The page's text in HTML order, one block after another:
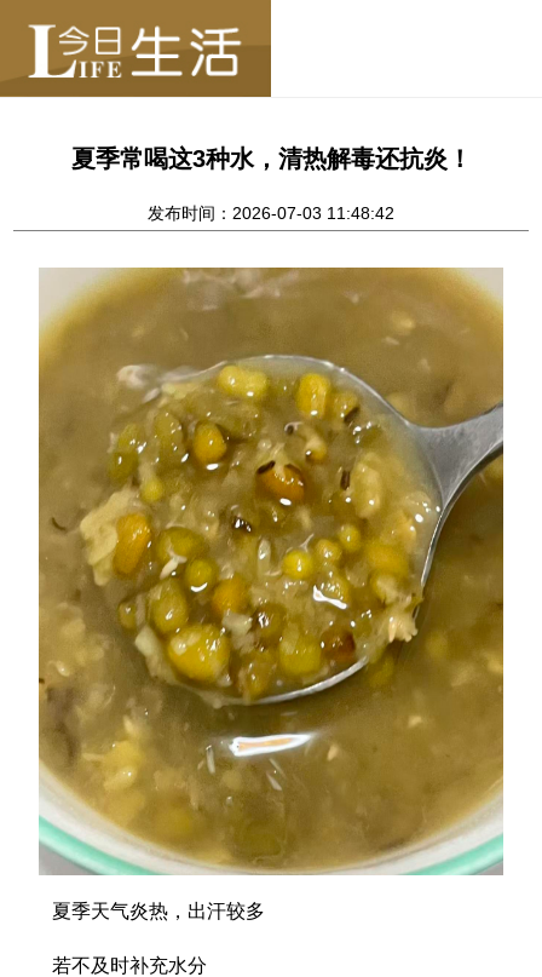
夏季常喝这3种水，清热解毒还抗炎！
发布时间：2026-07-03 11:48:42
夏季天气炎热，出汗较多
若不及时补充水分